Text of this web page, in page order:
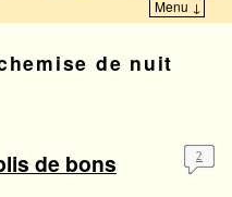
Menu ↓
de nuit
de bons
2